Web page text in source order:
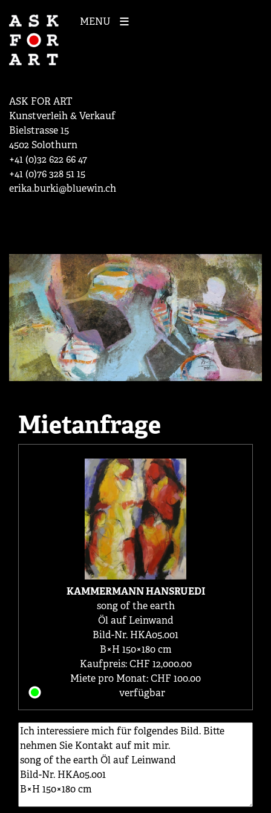
MENU
ASK FOR ART
Kunstverleih & Verkauf
Bielstrasse 15
4502 Solothurn
+41 (0)32 622 66 47
+41 (0)76 328 51 15
erika.burki@bluewin.ch
Mietanfrage
KAMMERMANN HANSRUEDI
song of the earth
Öl auf Leinwand
Bild-Nr. HKA05.001
B×H 150×180 cm
Kaufpreis: CHF 12,000.00
Miete pro Monat: CHF 100.00
verfügbar